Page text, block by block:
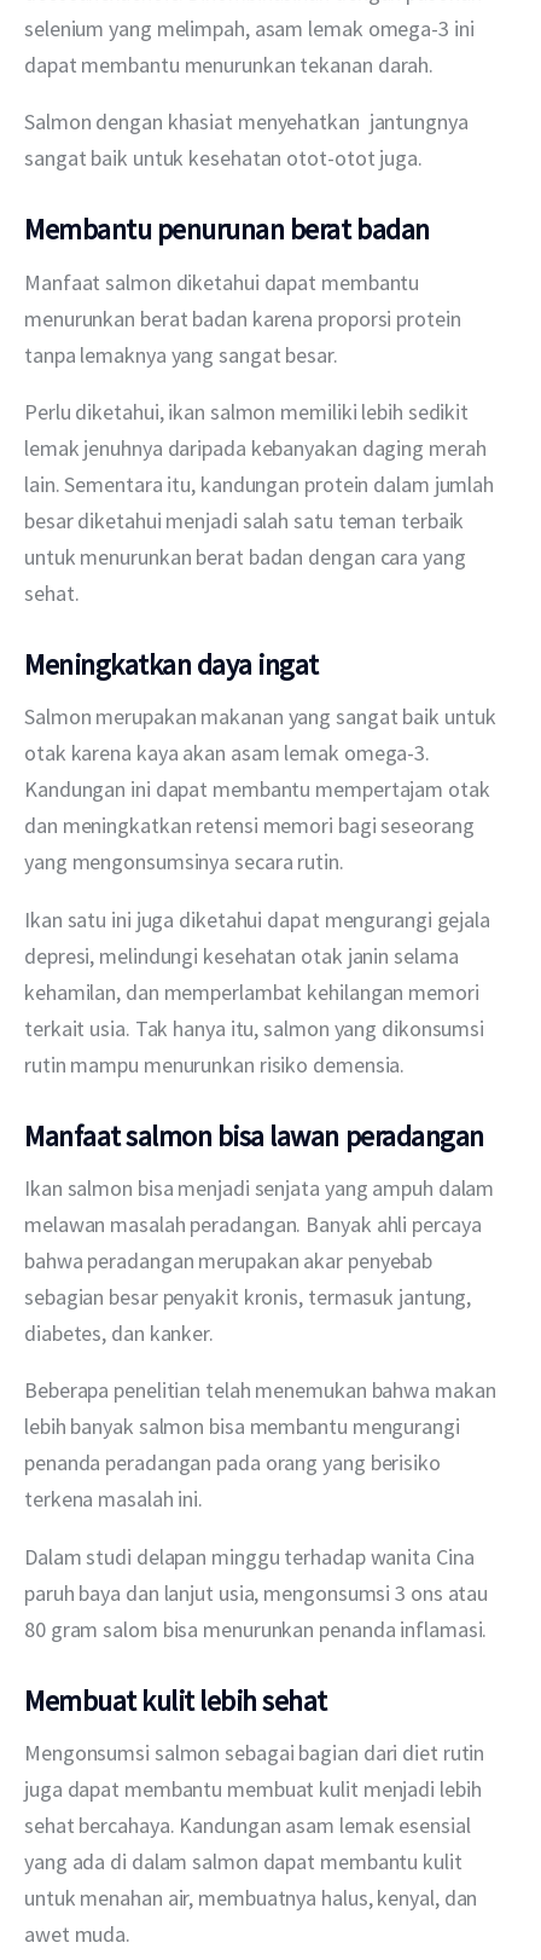
selenium yang melimpah, asam lemak omega-3 ini
dapat membantu menurunkan tekanan darah.
Salmon dengan khasiat menyehatkan  jantungnya
sangat baik untuk kesehatan otot-otot juga.
Membantu penurunan berat badan
Manfaat salmon diketahui dapat membantu
menurunkan berat badan karena proporsi protein
tanpa lemaknya yang sangat besar.
Perlu diketahui, ikan salmon memiliki lebih sedikit
lemak jenuhnya daripada kebanyakan daging merah
lain. Sementara itu, kandungan protein dalam jumlah
besar diketahui menjadi salah satu teman terbaik
untuk menurunkan berat badan dengan cara yang
sehat.
Meningkatkan daya ingat
Salmon merupakan makanan yang sangat baik untuk
otak karena kaya akan asam lemak omega-3.
Kandungan ini dapat membantu mempertajam otak
dan meningkatkan retensi memori bagi seseorang
yang mengonsumsinya secara rutin.
Ikan satu ini juga diketahui dapat mengurangi gejala
depresi, melindungi kesehatan otak janin selama
kehamilan, dan memperlambat kehilangan memori
terkait usia. Tak hanya itu, salmon yang dikonsumsi
rutin mampu menurunkan risiko demensia.
Manfaat salmon bisa lawan peradangan
Ikan salmon bisa menjadi senjata yang ampuh dalam
melawan masalah peradangan. Banyak ahli percaya
bahwa peradangan merupakan akar penyebab
sebagian besar penyakit kronis, termasuk jantung,
diabetes, dan kanker.
Beberapa penelitian telah menemukan bahwa makan
lebih banyak salmon bisa membantu mengurangi
penanda peradangan pada orang yang berisiko
terkena masalah ini.
Dalam studi delapan minggu terhadap wanita Cina
paruh baya dan lanjut usia, mengonsumsi 3 ons atau
80 gram salom bisa menurunkan penanda inflamasi.
Membuat kulit lebih sehat
Mengonsumsi salmon sebagai bagian dari diet rutin
juga dapat membantu membuat kulit menjadi lebih
sehat bercahaya. Kandungan asam lemak esensial
yang ada di dalam salmon dapat membantu kulit
untuk menahan air, membuatnya halus, kenyal, dan
awet muda.